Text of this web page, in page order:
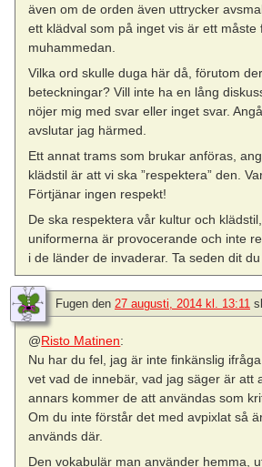
även om de orden även uttrycker
ett klädval som på inget vis är ett måste
muhammedan.
Vilka ord skulle duga här då, förutom
beteckningar? Vill inte ha en lång
nöjer mig med svar eller inget svar.
avslutar jag härmed.
Ett annat trams som brukar anföras,
klädstil är att vi ska ”respektera” den.
Förtjänar ingen respekt!
De ska respektera vår kultur och
uniformerna är provocerande och inte
i de länder de invaderar. Ta seden dit
Fugen den 27 augusti, 2014 kl. 13:11
@Risto Matinen:
Nu har du fel, jag är inte finkänslig
vet vad de innebär, vad jag säger är att
annars kommer de att användas som
Om du inte förstår det med avpixlat så
används där.
Den vokabulär man använder hemma,